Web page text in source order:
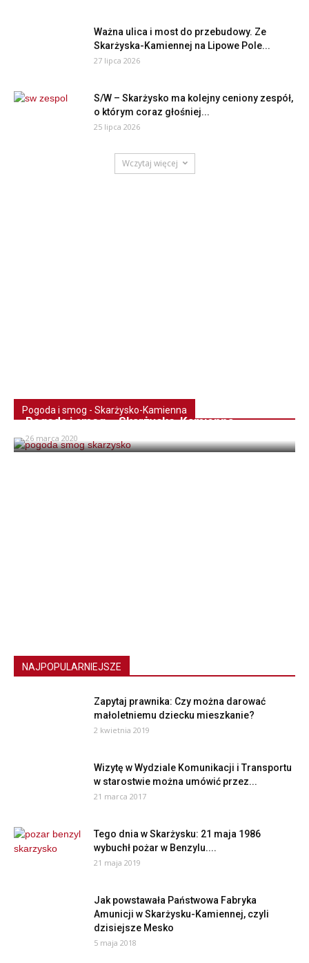
Ważna ulica i most do przebudowy. Ze
Skarżyska-Kamiennej na Lipowe Pole...
27 lipca 2026
S/W – Skarżysko ma kolejny ceniony zespół,
o którym coraz głośniej...
25 lipca 2026
Wczytaj więcej
Pogoda i smog - Skarżysko-Kamienna
Pogoda i smog – Skarżysko-Kamienna
26 marca 2020
NAJPOPULARNIEJSZE
Zapytaj prawnika: Czy można darować
małoletniemu dziecku mieszkanie?
2 kwietnia 2019
Wizytę w Wydziale Komunikacji i Transportu
w starostwie można umówić przez...
21 marca 2017
Tego dnia w Skarżysku: 21 maja 1986
wybuchł pożar w Benzylu....
21 maja 2019
Jak powstawała Państwowa Fabryka
Amunicji w Skarżysku-Kamiennej, czyli
dzisiejsze Mesko
5 maja 2018